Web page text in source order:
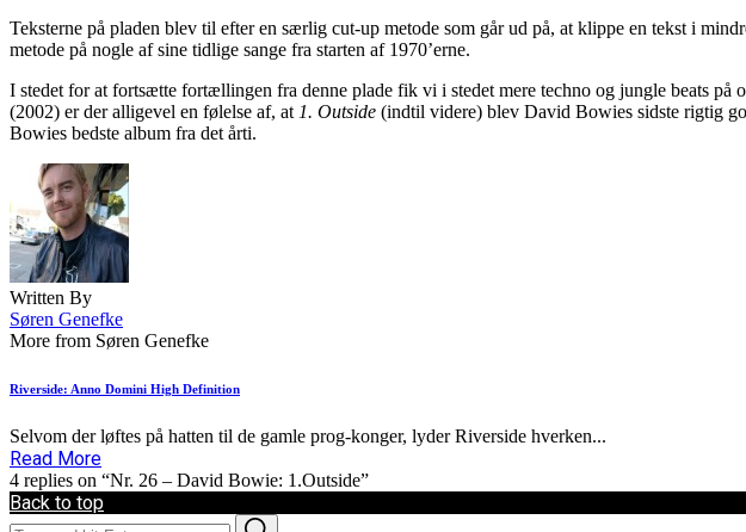
Teksterne på pladen blev til efter en særlig cut-up metode som går ud på, at klippe en tekst i
metode på nogle af sine tidlige sange fra starten af 1970’erne.
I stedet for at fortsætte fortællingen fra denne plade fik vi i stedet mere techno og jungle beats på
(2002) er der alligevel en følelse af, at 1. Outside (indtil videre) blev David Bowies sidste rigtig
Bowies bedste album fra det årti.
Written By
Søren Genefke
More from Søren Genefke
Riverside: Anno Domini High Definition
Selvom der løftes på hatten til de gamle prog-konger, lyder Riverside hverken...
Read More
4 replies on “Nr. 26 – David Bowie: 1.Outside”
Back to top
Search